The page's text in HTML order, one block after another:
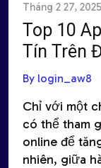
Tháng 2 27, 2025
Top 10
Tín Trên
By login_aw8
Chỉ với một
có thể tham
online để
nhiên, giữa